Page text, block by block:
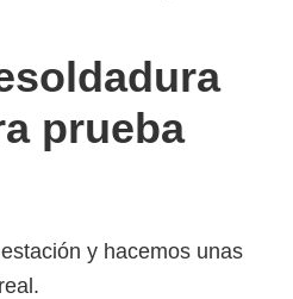
prueba
y hacemos unas